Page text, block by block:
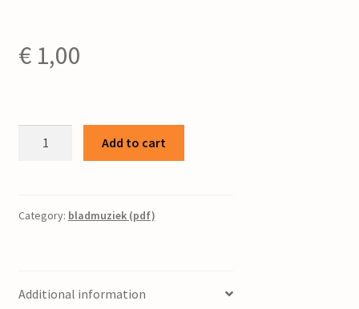
€1,00
:
/
Add to cart
Category: bladmuziek (pdf)
Additional information